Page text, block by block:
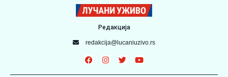
Редакција
redakcija@lucaniuzivo.rs